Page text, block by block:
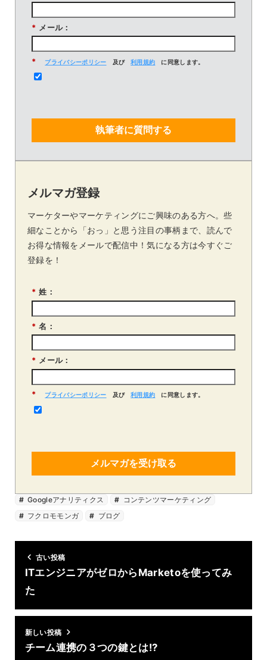
* メール：
* プライバシーポリシー 及び 利用規約 に同意します。
執筆者に質問する
メルマガ登録
マーケターやマーケティングにご興味のある方へ。些
細なことから「おっ」と思う注目の事柄まで、読んで
お得な情報をメールで配信中！気になる方は今すぐご
登録を！
* 姓：
* 名：
* メール：
* プライバシーポリシー 及び 利用規約 に同意します。
メルマガを受け取る
Googleアナリティクス
コンテンツマーケティング
フクロモモンガ
ブログ
古い投稿
ITエンジニアがゼロからMarketoを使ってみ
た
新しい投稿
チーム連携の３つの鍵とは!?